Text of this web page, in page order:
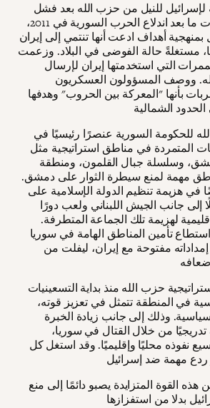
لإسرائيل للنيل من حزب الله بعد فشل
حرب 2006 في سنوات ما بعد اندلاع الحرب السورية في 2011،
أهداف ادعت أنها تنتمي إلى إيران
مستغلةً حالة الفوضى في البلاد. وزعمت
التي استخدمتها إيران لإرسال
ووصف المسؤولون العسكريون
بأنها "المعركة بين الحروب" وهدفها
للحكومة السورية عنصرًا رئيسيًا في
المتمردة في مناطق استراتيجية مثل
وسلسلة جبال القلمون، ومنطقة
مهمة لمنع سيطرة الثوار على دمشق.
في هزيمة تنظيم الدولة الإسلامية على
إلى جانب الجيش اللبناني ولعب دورًا
لهزيمة تلك الجماعة المتطرفة.
تأمين المناطق الهامة في سوريا
مفتوحة مع إيران، ليفلت من
في المنطقة تتمثل في تعزيز قوته،
وذلك إلى جانب زيادة الخبرة
من خلال القتال في سوريا،
نفوذه محليًا وإقليميًا. وقد استغل كل
القوة المتزايدة يصبو دائمًا إلى منع